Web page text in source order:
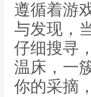
遵循着游
与发现，
仔细搜寻
温床，一
你的采摘